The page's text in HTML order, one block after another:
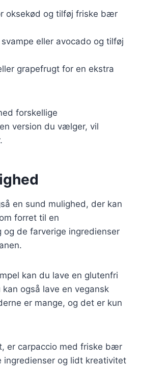
oksekød og tilføj friske bær
eller avocado og tilføj
grapefrugt for en ekstra
forskellige
version du vælger, vil
en sund mulighed, der kan
forret til en
de farverige ingredienser
kan du lave en glutenfri
også lave en vegansk
er mange, og det er kun
er carpaccio med friske bær
ingredienser og lidt kreativitet